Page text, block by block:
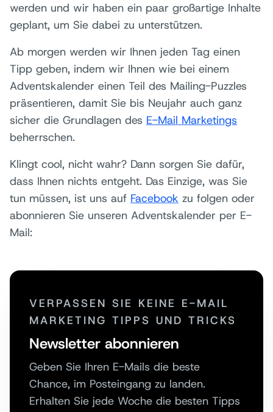
werden und wir haben ein paar großartige Inhalte
geplant, um Sie dabei zu unterstützen.
Ab morgen werden wir Ihnen jeden Tag einen
Tipp geben, indem wir Ihnen wie bei einem
Adventskalender einen Teil des Mailing-Puzzles
präsentieren, damit Sie bis Neujahr auch ganz
sicher die Grundlagen des E-Mail Marketings
beherrschen.
Klingt cool, nicht wahr? Dann sorgen Sie dafür,
dass Ihnen nichts entgeht. Das Einzige, was Sie
tun müssen, ist uns auf Facebook zu folgen oder
abonnieren Sie unseren Adventskalender per E-
Mail:
VERPASSEN SIE KEINE E-MAIL
MARKETING TIPPS UND TRICKS
Newsletter abonnieren
Geben Sie Ihren E-Mails die beste
Chance, im Posteingang zu landen.
Erhalten Sie jede Woche die besten Tipps